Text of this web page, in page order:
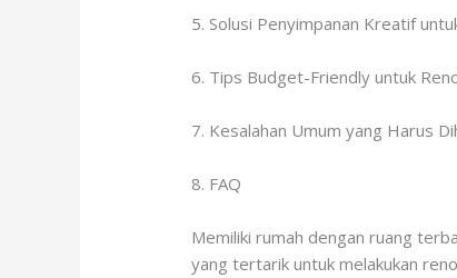
5. Solusi Penyimpanan Kreatif
6. Tips Budget-Friendly untuk
7. Kesalahan Umum yang Harus
8. FAQ
Memiliki rumah dengan ruang
yang tertarik untuk melakukan